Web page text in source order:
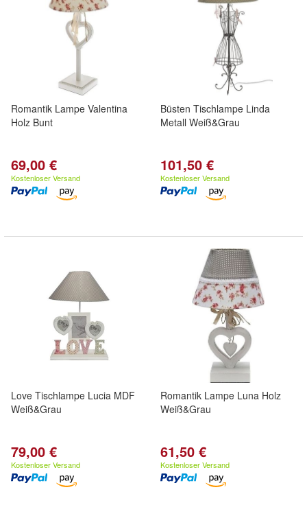
Romantik Lampe Valentina
Holz Bunt
69,00 €
Kostenloser Versand
Büsten Tischlampe Linda
Metall Weiß&Grau
101,50 €
Kostenloser Versand
Love Tischlampe Lucia MDF
Weiß&Grau
79,00 €
Kostenloser Versand
Romantik Lampe Luna Holz
Weiß&Grau
61,50 €
Kostenloser Versand